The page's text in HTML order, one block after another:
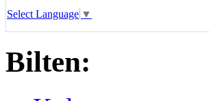
Select Language ▼
Bilten: